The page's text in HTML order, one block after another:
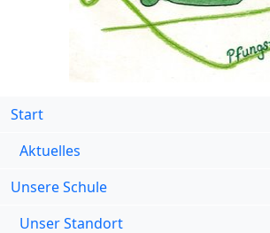
Start
Aktuelles
Unsere Schule
Unser Standort